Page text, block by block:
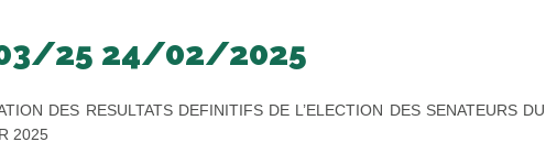
25 24/02/2025
DES RESULTATS DEFINITIFS DE L’ELECTION DES SENATEURS DU
2025